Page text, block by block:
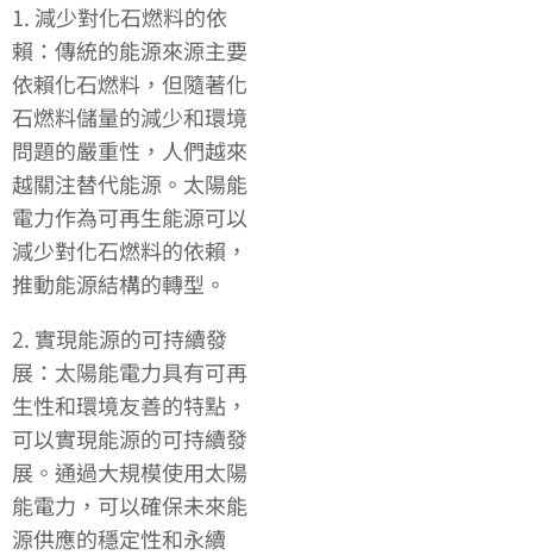
1. 減少對化石燃料的依
賴：傳統的能源來源主要
依賴化石燃料，但隨著化
石燃料儲量的減少和環境
問題的嚴重性，人們越來
越關注替代能源。太陽能
電力作為可再生能源可以
減少對化石燃料的依賴，
推動能源結構的轉型。
2. 實現能源的可持續發
展：太陽能電力具有可再
生性和環境友善的特點，
可以實現能源的可持續發
展。通過大規模使用太陽
能電力，可以確保未來能
源供應的穩定性和永續